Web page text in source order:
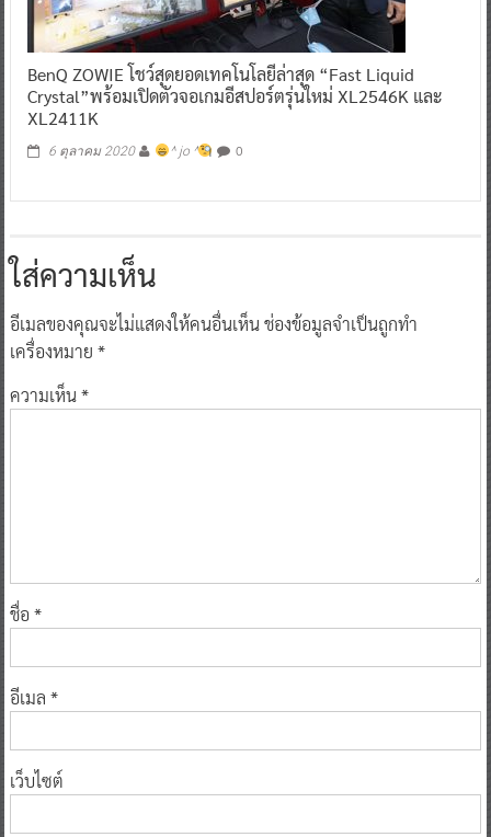
BenQ ZOWIE โชว์สุดยอดเทคโนโลยีล่าสุด “Fast Liquid
Crystal”พร้อมเปิดตัวจอเกมอีสปอร์ตรุ่นใหม่ XL2546K และ
XL2411K
6 ตุลาคม 2020 ^ jo ^ 0
ใส่ความเห็น
อีเมลของคุณจะไม่แสดงให้คนอื่นเห็นช่องข้อมูลจำเป็นถูกทำ
เครื่องหมาย *
ความเห็น*
ชื่อ *
อีเมล *
เว็บไซต์